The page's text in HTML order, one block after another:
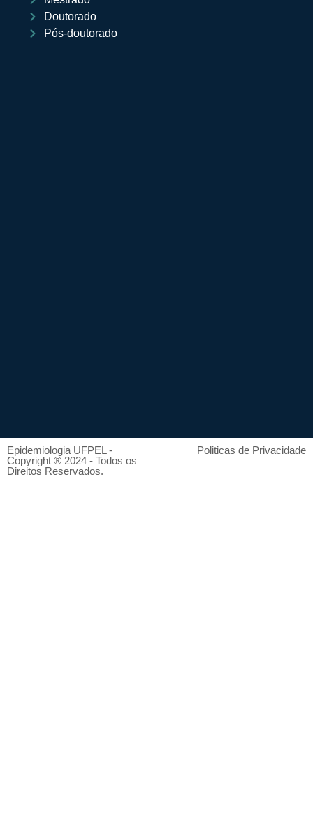
Doutorado
Pós-doutorado
Epidemiologia UFPEL -
Copyright ® 2024 - Todos os
Direitos Reservados.
Politicas de Privacidade